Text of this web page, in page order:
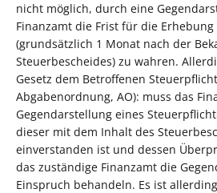
nicht möglich, durch eine
Finanzamt die Frist für die
(grundsätzlich 1 Monat nach der
Steuerbescheides) zu wahren.
Gesetz dem Betroffenen
Abgabenordnung, AO): muss das
Gegendarstellung eines
dieser mit dem Inhalt des
einverstanden ist und dessen
das zuständige Finanzamt die
Einspruch behandeln. Es ist